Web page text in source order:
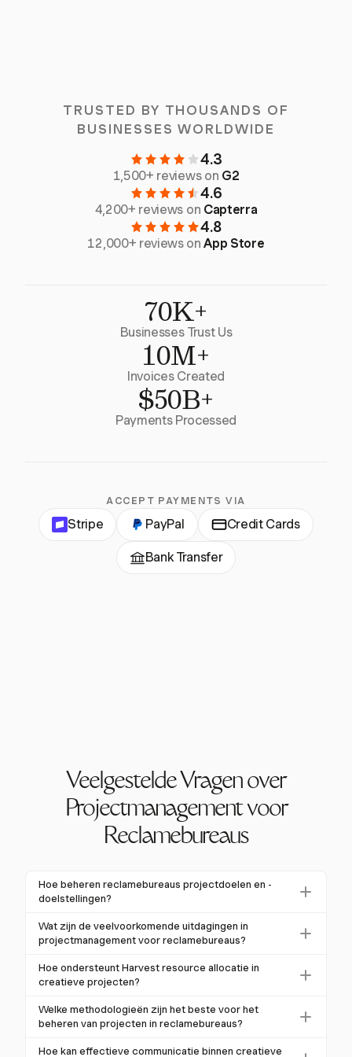
TRUSTED BY THOUSANDS OF
BUSINESSES WORLDWIDE
4.3
1,500+ reviews on G2
4.6
4,200+ reviews on Capterra
4.8
12,000+ reviews onApp Store
70K+
Businesses Trust Us
10M+
Invoices Created
$50B+
Payments Processed
ACCEPT PAYMENTS VIA
Stripe PayPal Credit Cards
Bank Transfer
Veelgestelde Vragen over
Projectmanagement voor
Reclamebureaus
Hoe beheren reclamebureaus projectdoelen en -
doelstellingen?
Reclamebureaus gebruiken doorgaans de SMART-
methode om projectdoelen en -doelstellingen te
Meetbaar, Haalbaar, Relevant en Tijdgebonden zijn.
Door deze doelen af te stemmen op de algemene
bedrijfsdoelstellingen en klantverwachtingen, kunnen
bureaus ervoor zorgen dat hun campagnes gericht en
Wat zijn de veelvoorkomende uitdagingen in
projectmanagement voor reclamebureaus?
Veelvoorkomende uitdagingen zijn scope creep,
budgetoverschrijdingen en te late deadlines. Volgens
bureauprofessionals vorig jaar grote campagne-
uitdagingen, wat de noodzaak van gestructureerde
projectmanagementpraktijken benadrukt om deze
Hoe ondersteunt Harvest resource allocatie in
creatieve projecten?
Harvest helpt bij resource allocatie door
gedetailleerde rapporten en tools voor
Welke methodologieën zijn het beste voor het
beheren van projecten in reclamebureaus?
Agile en Hybride
Hoe kan effectieve communicatie binnen creatieve